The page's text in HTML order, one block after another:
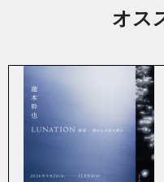
オス